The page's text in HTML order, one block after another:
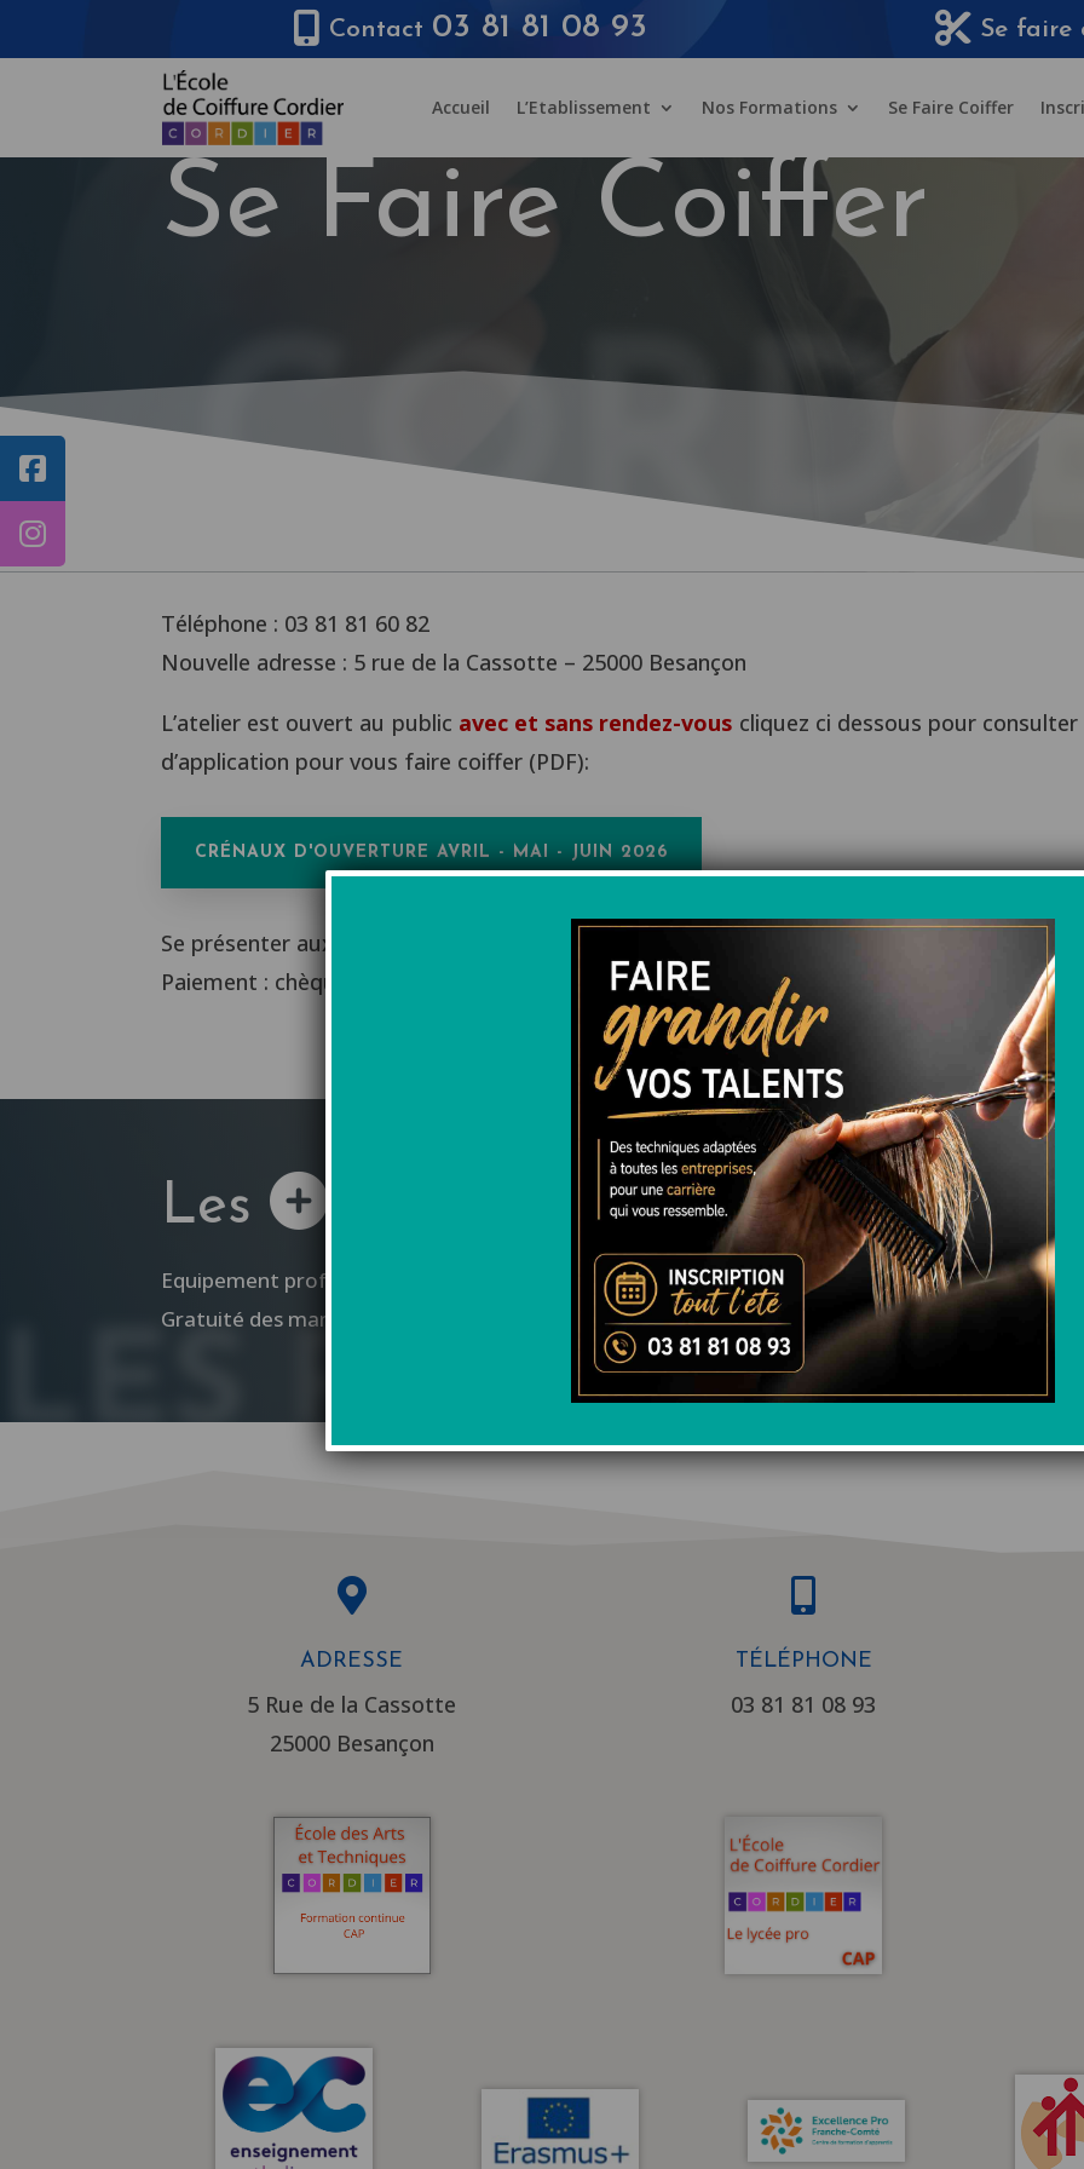
Contact 03 81 81 08 93 Se faire
Accueil L’Etablissement Nos Formations Se Faire Coiffer
Se Faire Coiffer
Téléphone : 03 81 81 60 82
Nouvelle adresse : 5 rue de la Cassotte – 25000 Besançon
L’atelier est ouvert au public avec et sans rendez-vous cliquez ci dessous pour
d’application pour vous faire coiffer (PDF):
CRÉNAUX D'OUVERTURE AVRIL - MAI - JUIN 2026
Se présenter aux heures d’ouverture.
Paiement : chèque / espèces
Les
Equipement professionnel compris dans le coût global de la formation.
Gratuité des manuels scolaires (restitués en fin de formation).
LES PLUS

ADRESSE
5 Rue de la Cassotte
25000 Besançon

TÉLÉPHONE
03 81 81 08 93